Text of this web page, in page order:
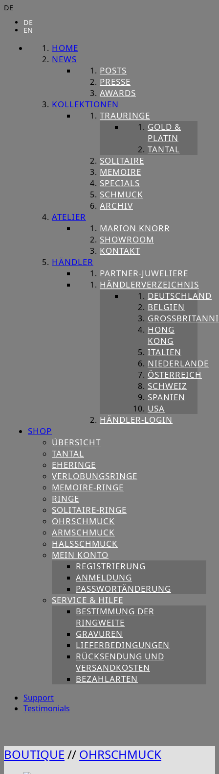
DE
DE
EN
HOME
NEWS
POSTS
PRESSE
AWARDS
KOLLEKTIONEN
TRAURINGE
GOLD &
PLATIN
TANTAL
SOLITAIRE
MEMOIRE
SPECIALS
SCHMUCK
ARCHIV
ATELIER
MARION KNORR
SHOWROOM
KONTAKT
HÄNDLER
PARTNER-JUWELIERE
HÄNDLERVERZEICHNIS
DEUTSCHLAND
BELGIEN
HONG
KONG
ITALIEN
NIEDERLANDE
ÖSTERREICH
SCHWEIZ
SPANIEN
USA
HÄNDLER-LOGIN
SHOP
ÜBERSICHT
TANTAL
EHERINGE
VERLOBUNGSRINGE
MEMOIRE-RINGE
RINGE
SOLITAIRE-RINGE
OHRSCHMUCK
ARMSCHMUCK
HALSSCHMUCK
MEIN KONTO
REGISTRIERUNG
ANMELDUNG
PASSWORTÄNDERUNG
SERVICE & HILFE
BESTIMMUNG DER
RINGWEITE
GRAVUREN
LIEFERBEDINGUNGEN
RÜCKSENDUNG UND
VERSANDKOSTEN
BEZAHLARTEN
Support
Testimonials
BOUTIQUE // OHRSCHMUCK